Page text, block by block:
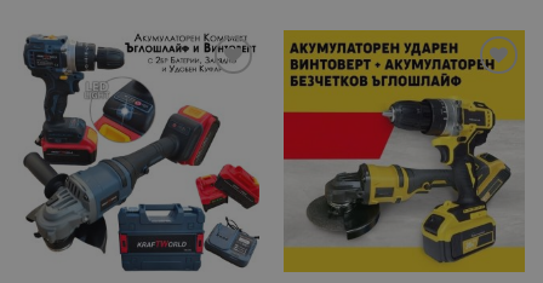
Add to
wishlist
Add to
wishlist